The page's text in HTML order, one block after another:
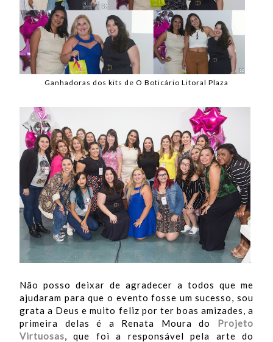
Ganhadoras dos kits de O Boticário Litoral Plaza
Não posso deixar de agradecer a todos que me
ajudaram para que o evento fosse um sucesso, sou
grata a Deus e muito feliz por ter boas amizades, a
primeira delas é a Renata Moura do
Projeto
Virtuosas, que foi a responsável pela arte do